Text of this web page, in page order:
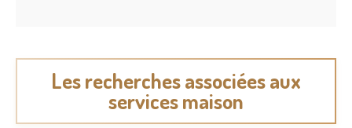
Les recherches associées aux
services maison